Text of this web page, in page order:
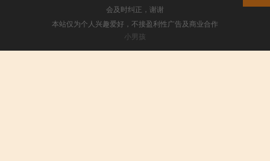
会及时纠正，谢谢
本站仅为个人兴趣爱好，不接盈利性广告及商业合作
小男孩